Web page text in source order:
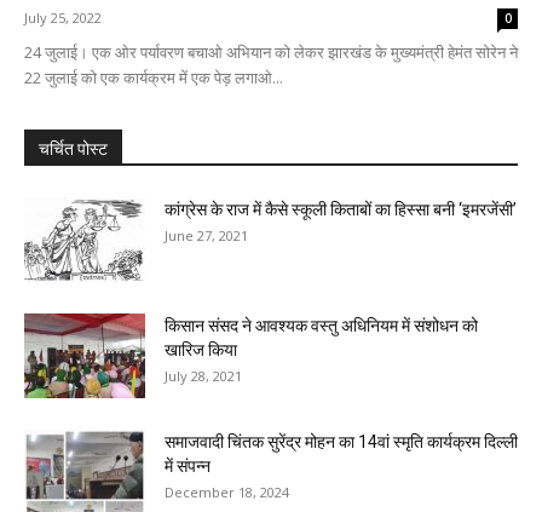
July 25, 2022 0
24 जुलाई। एक ओर पर्यावरण बचाओ अभियान को लेकर झारखंड के मुख्यमंत्री हेमंत सोरेन ने
22 जुलाई को एक कार्यक्रम में एक पेड़ लगाओ...
चर्चित पोस्ट
कांग्रेस के राज में कैसे स्कूली किताबों का हिस्सा बनी ‘इमरजेंसी’
June 27, 2021
किसान संसद ने आवश्यक वस्तु अधिनियम में संशोधन को
खारिज किया
July 28, 2021
समाजवादी चिंतक सुरेंद्र मोहन का 14वां स्मृति कार्यक्रम दिल्ली
में संपन्न
December 18, 2024